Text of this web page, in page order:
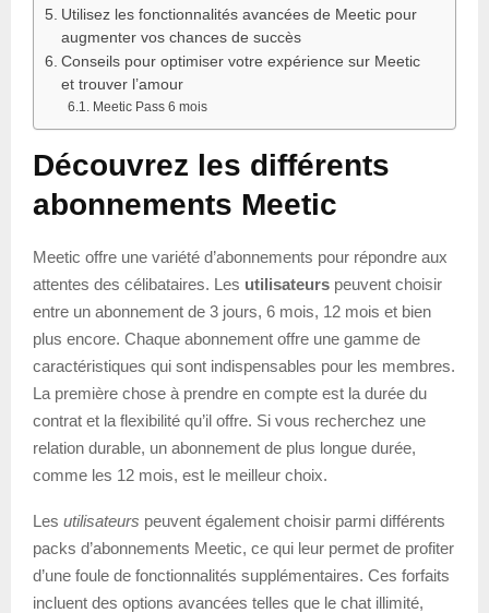
Utilisez les fonctionnalités avancées de Meetic pour
augmenter vos chances de succès
Conseils pour optimiser votre expérience sur Meetic
et trouver l’amour
Meetic Pass 6 mois
Découvrez les différents
abonnements Meetic
Meetic offre une variété d’abonnements pour répondre aux
attentes des célibataires. Les utilisateurs peuvent choisir
entre un abonnement de 3 jours, 6 mois, 12 mois et bien
plus encore. Chaque abonnement offre une gamme de
caractéristiques qui sont indispensables pour les membres.
La première chose à prendre en compte est la durée du
contrat et la flexibilité qu’il offre. Si vous recherchez une
relation durable, un abonnement de plus longue durée,
comme les 12 mois, est le meilleur choix.
Les utilisateurs peuvent également choisir parmi différents
packs d’abonnements Meetic, ce qui leur permet de profiter
d’une foule de fonctionnalités supplémentaires. Ces forfaits
incluent des options avancées telles que le chat illimité,